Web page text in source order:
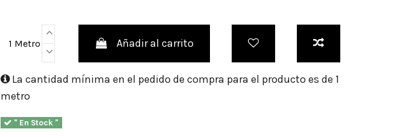
1 Metro Añadir al carrito
La cantidad mínima en el pedido de compra para el producto es de 1
metro
" En Stock "